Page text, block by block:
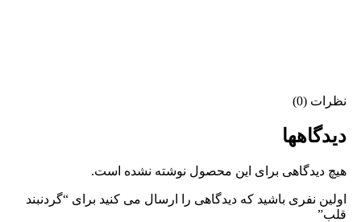
نظرات (0)
دیدگاهها
هیچ دیدگاهی برای این محصول نوشته نشده است.
اولین نفری باشید که دیدگاهی را ارسال می کنید برای “گردنبند
قلب”